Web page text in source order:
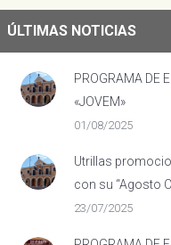
ÚLTIMAS NOTICIAS
PROGRAMA DE
«JOVEM»
01/08/2025
Utrillas
con su “Agosto
23/07/2025